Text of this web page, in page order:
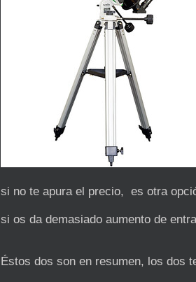
si no te apura el precio, es otra
si os da demasiado aumento de
Éstos dos son en resumen, los dos